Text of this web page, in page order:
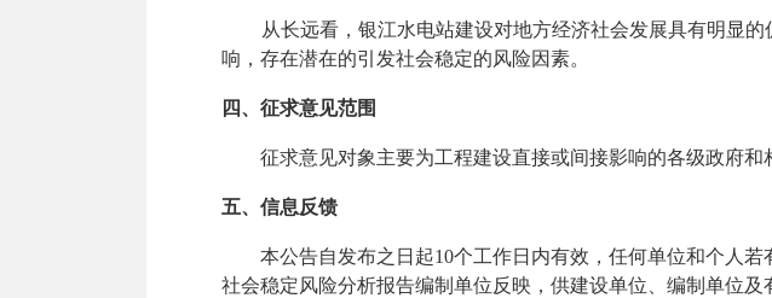
从长远看，银江水电站建设对地方经济社会发展具有明显
响，存在潜在的引发社会稳定的风险因素。
四、征求意见范围
征求意见对象主要为工程建设直接或间接影响的各级政府和
五、信息反馈
本公告自发布之日起10个工作日内有效，任何单位和个人
社会稳定风险分析报告编制单位反映，供建设单位、编制单位及